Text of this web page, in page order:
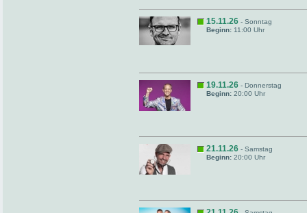
15.11.26 - Sonntag
Beginn: 11:00 Uhr
19.11.26 - Donnerstag
Beginn: 20:00 Uhr
21.11.26 - Samstag
Beginn: 20:00 Uhr